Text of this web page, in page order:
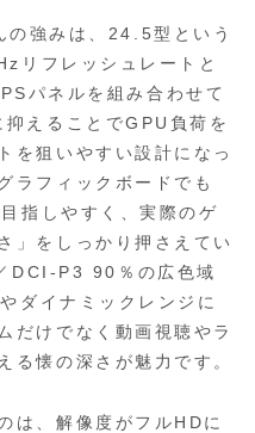
強みは、24.5型という
リフレッシュレートと
パネルを組み合わせて
えることでGPU負荷を
を狙いやすい設計になっ
ラフィックボードでも
指しやすく、実際のゲ
」をしっかり押さえてい
DCI-P3 90％の広色域
ダイナミックレンジに
だけでなく動画視聴やラ
る懐の深さが魅力です。
は、解像度がフルHDに